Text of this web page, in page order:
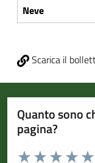
Neve
Scarica il
Quanto sono
pagina?
Valuta da 1 a 5 stelle